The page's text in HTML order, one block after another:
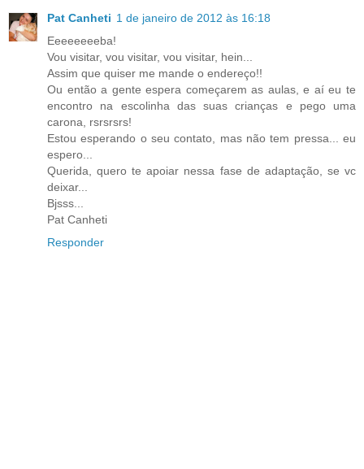
Pat Canheti 1 de janeiro de 2012 às 16:18
Eeeeeeeeba!
Vou visitar, vou visitar, vou visitar, hein...
Assim que quiser me mande o endereço!!
Ou então a gente espera começarem as aulas, e aí eu te
encontro na escolinha das suas crianças e pego uma
carona, rsrsrsrs!
Estou esperando o seu contato, mas não tem pressa... eu
espero...
Querida, quero te apoiar nessa fase de adaptação, se vc
deixar...
Bjsss...
Pat Canheti
Responder